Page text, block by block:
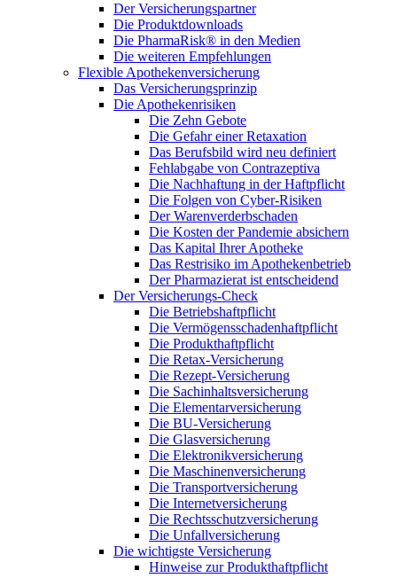
Der Versicherungspartner
Die Produktdownloads
Die PharmaRisk® in den Medien
Die weiteren Empfehlungen
Flexible Apothekenversicherung
Das Versicherungsprinzip
Die Apothekenrisiken
Die Zehn Gebote
Die Gefahr einer Retaxation
Das Berufsbild wird neu definiert
Fehlabgabe von Contrazeptiva
Die Nachhaftung in der Haftpflicht
Die Folgen von Cyber-Risiken
Der Warenverderbschaden
Die Kosten der Pandemie absichern
Das Kapital Ihrer Apotheke
Das Restrisiko im Apothekenbetrieb
Der Pharmazierat ist entscheidend
Der Versicherungs-Check
Die Betriebshaftpflicht
Die Vermögensschadenhaftpflicht
Die Produkthaftpflicht
Die Retax-Versicherung
Die Rezept-Versicherung
Die Sachinhaltsversicherung
Die Elementarversicherung
Die BU-Versicherung
Die Glasversicherung
Die Elektronikversicherung
Die Maschinenversicherung
Die Transportversicherung
Die Internetversicherung
Die Rechtsschutzversicherung
Die Unfallversicherung
Die wichtigste Versicherung
Hinweise zur Produkthaftpflicht